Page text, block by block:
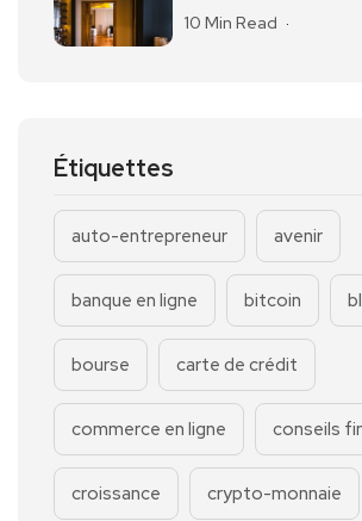
10 Min Read
Étiquettes
auto-entrepreneur avenir
banque en ligne bitcoin
bourse carte de crédit
commerce en ligne conseils
croissance crypto-monnaie